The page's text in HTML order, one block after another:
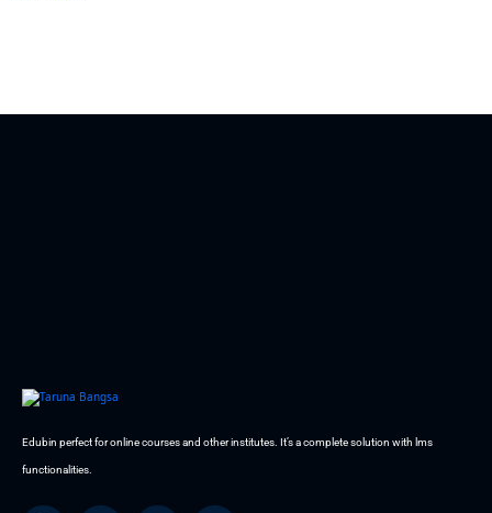
Edubin perfect for online courses and other institutes. It’s a complete solution with lms
functionalities.